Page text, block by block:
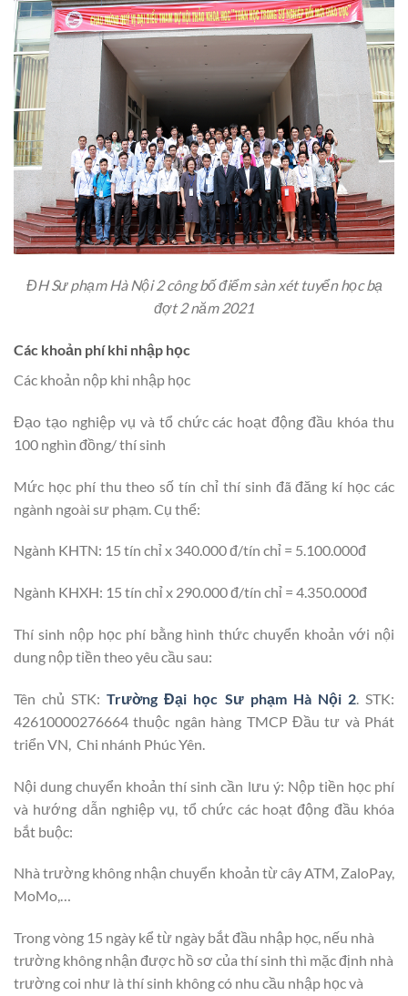
ĐH Sư phạm Hà Nội 2 công bố điểm sàn xét tuyển học bạ
đợt 2 năm 2021
Các khoản phí khi nhập học
Các khoản nộp khi nhập học
Đạo tạo nghiệp vụ và tổ chức các hoạt động đầu khóa thu
100 nghìn đồng/ thí sinh
Mức học phí thu theo số tín chỉ thí sinh đã đăng kí học các
ngành ngoài sư phạm. Cụ thể:
Ngành KHTN: 15 tín chỉ x 340.000 đ/tín chỉ = 5.100.000đ
Ngành KHXH: 15 tín chỉ x 290.000 đ/tín chỉ = 4.350.000đ
Thí sinh nộp học phí bằng hình thức chuyển khoản với nội
dung nộp tiền theo yêu cầu sau:
Tên chủ STK:Trường Đại học Sư phạm Hà Nội 2. STK:
42610000276664 thuộc ngân hàng TMCP Đầu tư và Phát
triển VN, Chi nhánh Phúc Yên.
Nội dung chuyển khoản thí sinh cần lưu ý: Nộp tiền học phí
và hướng dẫn nghiệp vụ, tổ chức các hoạt động đầu khóa
bắt buộc:
Nhà trường không nhận chuyển khoản từ cây ATM, ZaloPay,
MoMo,…
Trong vòng 15 ngày kể từ ngày bắt đầu nhập học, nếu nhà
trường không nhận được hồ sơ của thí sinh thì mặc định nhà
trường coi như là thí sinh không có nhu cầu nhập học và